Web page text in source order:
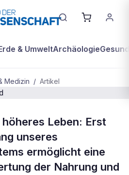
& UmweltArchäologie
Medizin / Artikel
& MEDIZIN
Leben: Erst
unseres
ermöglicht eine
der Nahrung und